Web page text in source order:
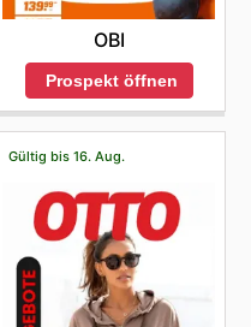
OBI
Prospekt öffnen
Gültig bis 16. Aug.